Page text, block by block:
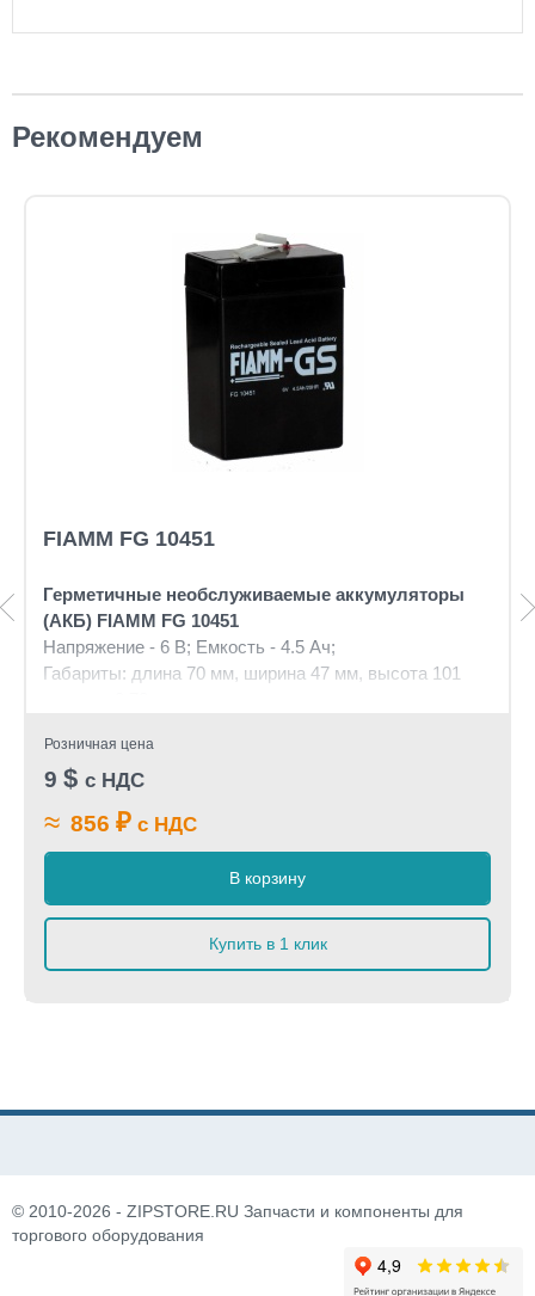
Рекомендуем
FIAMM FG 10451
Герметичные необслуживаемые аккумуляторы
(АКБ) FIAMM FG 10451
Напряжение - 6 В; Емкость - 4.5 Ач;
Габариты: длина 70 мм, ширина 47 мм, высота 101
Розничная цена
9 $ с НДС
≈ 856 ₽ с НДС
В корзину
Купить в 1 клик
© 2010-2026 - ZIPSTORE.RU Запчасти и компоненты для
торгового оборудования